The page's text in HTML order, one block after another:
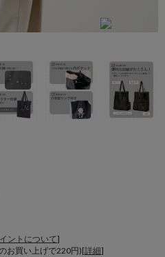
ントについて]
お買い上げで220円)[詳細]